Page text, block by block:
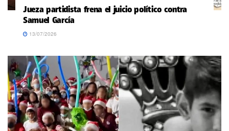
Jueza partidista frena el juicio político contra
Samuel García
13/07/2026